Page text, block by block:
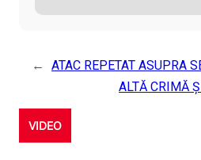
←
ATAC REPETAT ASUPRA
ALTĂ CRIMĂ
VIDEO